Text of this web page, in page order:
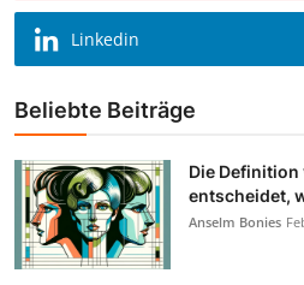
Linkedin
Beliebte Beiträge
Die Definition
entscheidet,
Anselm Bonies